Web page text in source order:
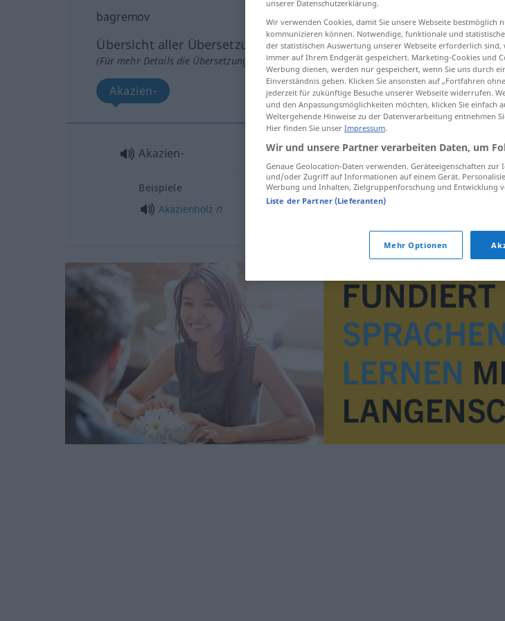
bagremov
Übersicht aller Übersetzungen
(Für mehr Details die Übersetzung anklicken/antippen)
Akazien-
Akazien- bagremov
Beispiele
Akazienholz n
unserer Datenschutzerklärung.
Wir verwenden Cookies, damit Sie unsere Webseite bestmöglich
kommunizieren können. Notwendige, funktionale und
der statistischen Auswertung unserer Webseite erforderlich
immer auf Ihrem Endgerät gespeichert. Marketing-Cookies und
Werbung dienen, werden nur gespeichert, wenn Sie uns durch
Einverständnis geben. Klicken Sie ansonsten auf „Fortfahren
jederzeit für zukünftige Besuche unserer Webseite widerrufen.
und den Anpassungsmöglichkeiten möchten, klicken Sie einfach
Weitergehende Hinweise zu der Datenverarbeitung entnehmen
Hier finden Sie unser Impressum.
Wir und unsere Partner verarbeiten Daten, um
Genaue Geolocation-Daten verwenden. Geräteeigenschaften
und/oder Zugriff auf Informationen auf einem Gerät.
Werbung und Inhalten, Zielgruppenforschung und Entwicklung
Liste der Partner (Lieferanten)
Mehr Optionen